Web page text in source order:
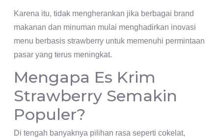
Karena itu, tidak mengherankan jika berbagai brand
makanan dan minuman mulai menghadirkan inovasi
menu berbasis strawberry untuk memenuhi permintaan
pasar yang terus meningkat.
Mengapa Es Krim
Strawberry Semakin
Populer?
Di tengah banyaknya pilihan rasa seperti cokelat,